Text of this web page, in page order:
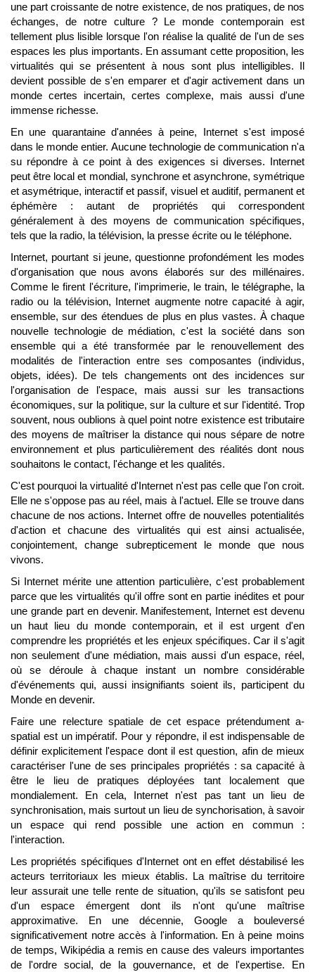
une part croissante de notre existence, de nos pratiques, de nos
échanges, de notre culture ? Le monde contemporain est
tellement plus lisible lorsque l'on réalise la qualité de l'un de ses
espaces les plus importants. En assumant cette proposition, les
virtualités qui se présentent à nous sont plus intelligibles. Il
devient possible de s'en emparer et d'agir activement dans un
monde certes incertain, certes complexe, mais aussi d'une
immense richesse.
En une quarantaine d'années à peine, Internet s'est imposé
dans le monde entier. Aucune technologie de communication n'a
su répondre à ce point à des exigences si diverses. Internet
peut être local et mondial, synchrone et asynchrone, symétrique
et asymétrique, interactif et passif, visuel et auditif, permanent et
éphémère : autant de propriétés qui correspondent
généralement à des moyens de communication spécifiques,
tels que la radio, la télévision, la presse écrite ou le téléphone.
Internet, pourtant si jeune, questionne profondément les modes
d'organisation que nous avons élaborés sur des millénaires.
Comme le firent l'écriture, l'imprimerie, le train, le télégraphe, la
radio ou la télévision, Internet augmente notre capacité à agir,
ensemble, sur des étendues de plus en plus vastes. À chaque
nouvelle technologie de médiation, c'est la société dans son
ensemble qui a été transformée par le renouvellement des
modalités de l'interaction entre ses composantes (individus,
objets, idées). De tels changements ont des incidences sur
l'organisation de l'espace, mais aussi sur les transactions
économiques, sur la politique, sur la culture et sur l'identité. Trop
souvent, nous oublions à quel point notre existence est tributaire
des moyens de maîtriser la distance qui nous sépare de notre
environnement et plus particulièrement des réalités dont nous
souhaitons le contact, l'échange et les qualités.
C'est pourquoi la virtualité d'Internet n'est pas celle que l'on croit.
Elle ne s'oppose pas au réel, mais à l'actuel. Elle se trouve dans
chacune de nos actions. Internet offre de nouvelles potentialités
d'action et chacune des virtualités qui est ainsi actualisée,
conjointement, change subrepticement le monde que nous
vivons.
Si Internet mérite une attention particulière, c'est probablement
parce que les virtualités qu'il offre sont en partie inédites et pour
une grande part en devenir. Manifestement, Internet est devenu
un haut lieu du monde contemporain, et il est urgent d'en
comprendre les propriétés et les enjeux spécifiques. Car il s'agit
non seulement d'une médiation, mais aussi d'un espace, réel,
où se déroule à chaque instant un nombre considérable
d'événements qui, aussi insignifiants soient ils, participent du
Monde en devenir.
Faire une relecture spatiale de cet espace prétendument a-
spatial est un impératif. Pour y répondre, il est indispensable de
définir explicitement l'espace dont il est question, afin de mieux
caractériser l'une de ses principales propriétés : sa capacité à
être le lieu de pratiques déployées tant localement que
mondialement. En cela, Internet n'est pas tant un lieu de
synchronisation, mais surtout un lieu de synchorisation, à savoir
un espace qui rend possible une action en commun :
l'interaction.
Les propriétés spécifiques d'Internet ont en effet déstabilisé les
acteurs territoriaux les mieux établis. La maîtrise du territoire
leur assurait une telle rente de situation, qu'ils se satisfont peu
d'un espace émergent dont ils n'ont qu'une maîtrise
approximative. En une décennie, Google a bouleversé
significativement notre accès à l'information. En à peine moins
de temps, Wikipédia a remis en cause des valeurs importantes
de l'ordre social, de la gouvernance, et de l'expertise. En